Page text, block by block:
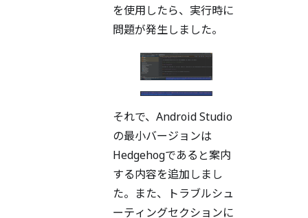
を使用したら、実行時に
問題が発生しました。
それで、Android Studio
の最小バージョンは
Hedgehogであると案内
する内容を追加しまし
た。また、トラブルシュ
ーティングセクションに